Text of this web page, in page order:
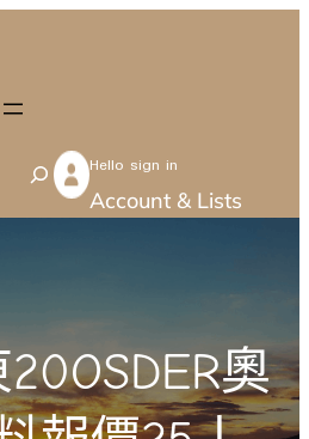
S
e
h
Hello sign in
Account & Lists
奧